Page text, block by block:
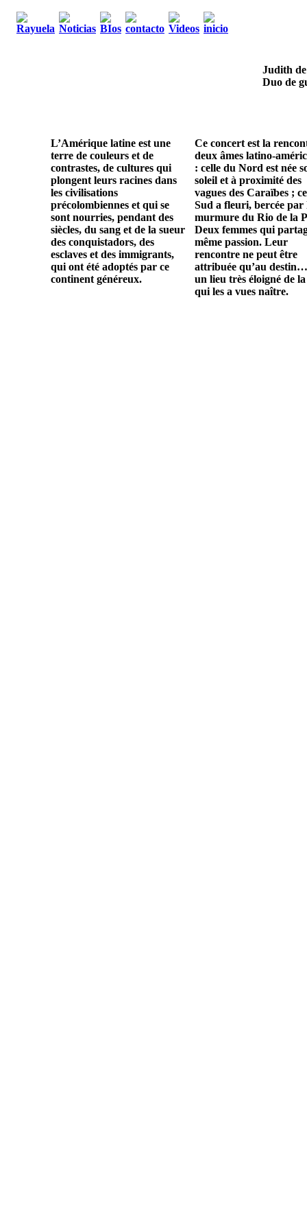
Judith
Duo de
L’Amérique latine est une
terre de couleurs et de
contrastes, de cultures qui
plongent leurs racines dans
les civilisations
précolombiennes et qui se
sont nourries, pendant des
siècles, du sang et de la sueur
des conquistadors, des
esclaves et des immigrants,
qui ont été adoptés par ce
continent généreux.
Ce concert est la
deux âmes latino-
: celle du Nord est née
soleil et à proximité des
vagues des Caraïbes ;
Sud a fleuri, bercée par
murmure du Rio de la
Deux femmes qui
même passion. Leur
rencontre ne peut être
attribuée qu’au
un lieu très éloigné de
qui les a vues naître.